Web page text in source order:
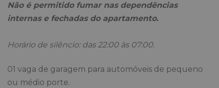
Não é permitido fumar nas dependências
internas e fechadas do apartamento.
Horário de silêncio: das 22:00 às 07:00.
01 vaga de garagem para automóveis de pequeno
ou médio porte.